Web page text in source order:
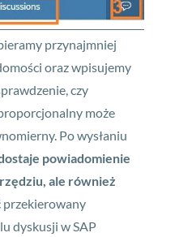
przynajmniej
oraz wpisujemy
czy
może
Po wysłaniu
powiadomienie
ale również
przekierowany
dyskusji w SAP